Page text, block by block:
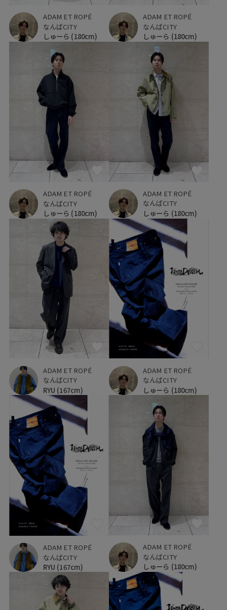
ADAM ET ROPÉ
なんばCITY
しゅーら (180cm)
ADAM ET ROPÉ
なんばCITY
しゅーら (180cm)
ADAM ET ROPÉ
なんばCITY
しゅーら (180cm)
ADAM ET ROPÉ
なんばCITY
しゅーら (180cm)
ADAM ET ROPÉ
なんばCITY
RYU (167cm)
ADAM ET ROPÉ
なんばCITY
しゅーら (180cm)
ADAM ET ROPÉ
なんばCITY
RYU (167cm)
ADAM ET ROPÉ
なんばCITY
しゅーら (180cm)